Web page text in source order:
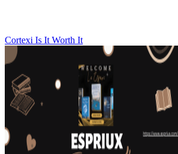
Cortexi Is It Worth It